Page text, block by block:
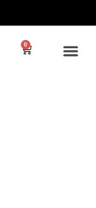
0
Cart